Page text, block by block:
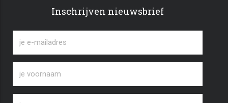
Inschrijven nieuwsbrief